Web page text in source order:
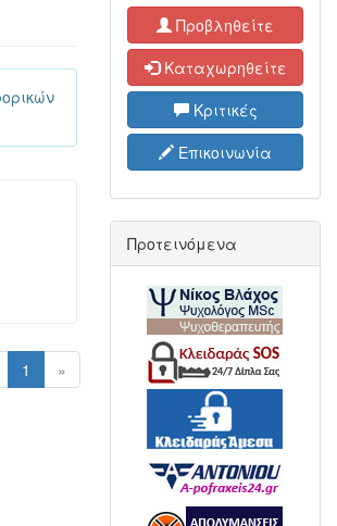
1 (current)
»
Προβληθείτε
Καταχωρηθείτε
Κριτικές
Επικοινωνία
Προτεινόμενα